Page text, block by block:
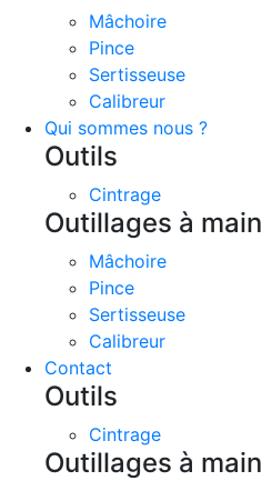
Mâchoire
Pince
Sertisseuse
Calibreur
Qui sommes nous ?
Outils
Cintrage
Outillages à main
Mâchoire
Pince
Sertisseuse
Calibreur
Contact
Outils
Cintrage
Outillages à main